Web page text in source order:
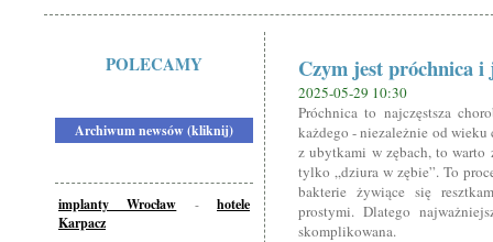
POLECAMY
Archiwum newsów (kliknij)
implanty Wrocław -hotele
Karpacz
Czym jest próchnica i
2025-05-29 10:30
Próchnica to najczęstsza
każdego - niezależnie od
z ubytkami w zębach, to warto
tylko „dziura w zębie”. To
bakterie żywiące się
prostymi. Dlatego
skomplikowana.